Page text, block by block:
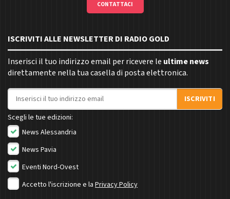
CONTATTACI
ISCRIVITI ALLE NEWSLETTER DI RADIO GOLD
Inserisci il tuo indirizzo email per ricevere le ultime news
direttamente nella tua casella di posta elettronica.
Indirizzo email
ISCRIVITI
Scegli le tue edizioni:
News Alessandria
News Pavia
Eventi Nord-Ovest
Accetto l'iscrizione e la Privacy Policy